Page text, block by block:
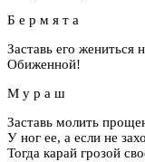
Б е р м я т а
Заставь его жениться
Обиженной!
М у р а ш
Заставь молить
У ног ее, а если не
Тогда карай грозой